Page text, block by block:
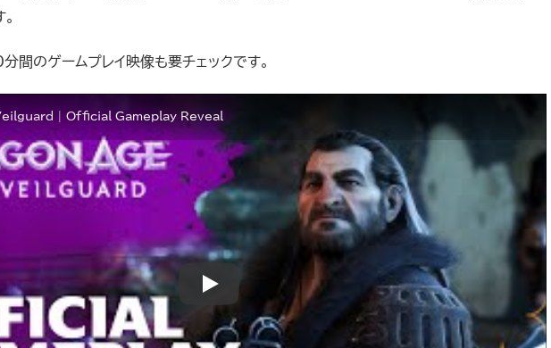
間のゲームプレイ映像も要チェックです。
| Official Gameplay Reveal